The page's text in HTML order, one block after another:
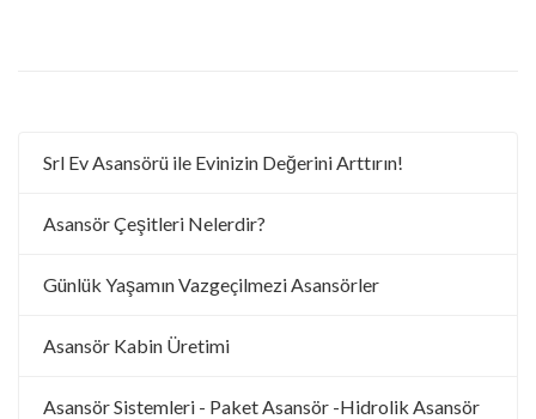
Srl Ev Asansörü ile Evinizin Değerini Arttırın!
Asansör Çeşitleri Nelerdir?
Günlük Yaşamın Vazgeçilmezi Asansörler
Asansör Kabin Üretimi
Asansör Sistemleri - Paket Asansör -Hidrolik Asansör